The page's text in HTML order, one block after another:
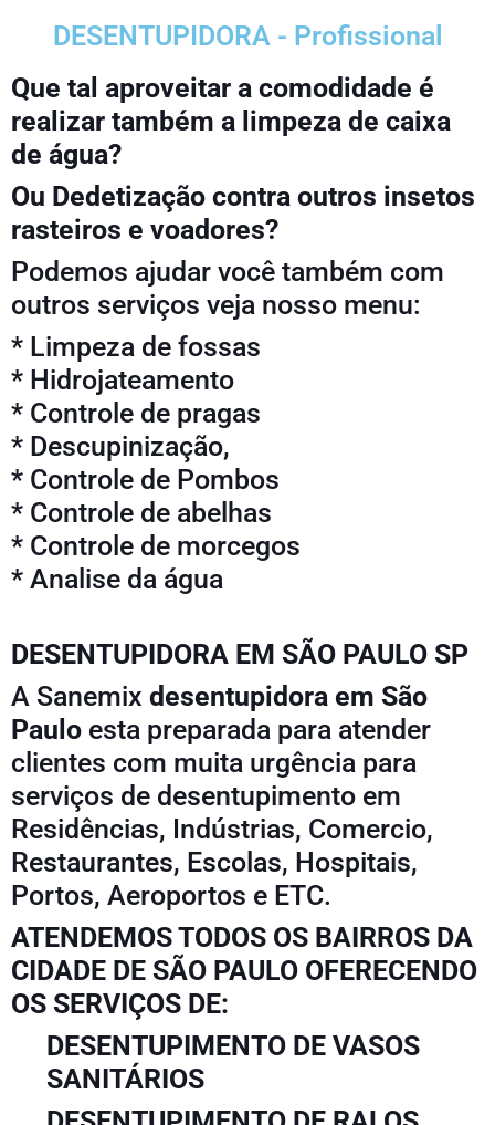
DESENTUPIDORA - Profissional
Que tal aproveitar a comodidade é
realizar também a limpeza de caixa
de água?
Ou Dedetização contra outros insetos
rasteiros e voadores?
Podemos ajudar você também com
outros serviços veja nosso menu:
* Limpeza de fossas
* Hidrojateamento
* Controle de pragas
* Descupinização,
* Controle de Pombos
* Controle de abelhas
* Controle de morcegos
* Analise da água
DESENTUPIDORA EM SÃO PAULO SP
A Sanemix desentupidora em São
Paulo esta preparada para atender
clientes com muita urgência para
serviços de desentupimento em
Residências, Indústrias, Comercio,
Restaurantes, Escolas, Hospitais,
Portos, Aeroportos e ETC.
ATENDEMOS TODOS OS BAIRROS DA
CIDADE DE SÃO PAULO OFERECENDO
OS SERVIÇOS DE:
DESENTUPIMENTO DE VASOS
SANITÁRIOS